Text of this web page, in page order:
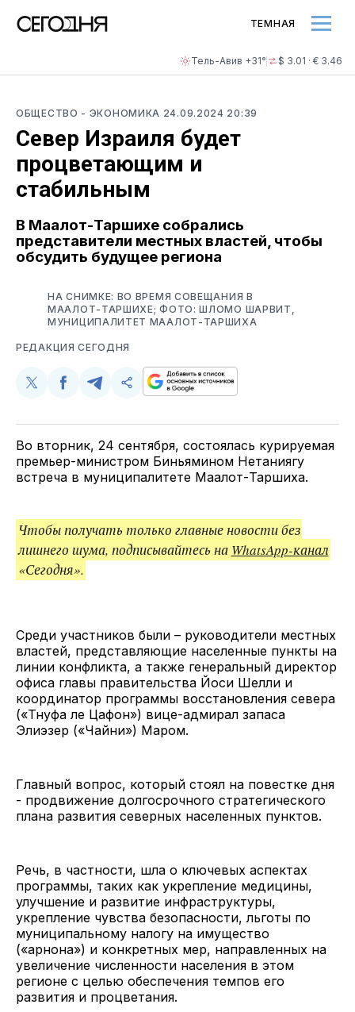
Тель-Авив +31° $ 3.01 · € 3.46
ТЕМНАЯ
ОБЩЕСТВО - ЭКОНОМИКА 24.09.2024 20:39
Север Израиля будет
процветающим и
стабильным
В Маалот-Таршихе собрались
представители местных властей, чтобы
обсудить будущее региона
НА СНИМКЕ: ВО ВРЕМЯ СОВЕЩАНИЯ В
МААЛОТ-ТАРШИХЕ; ФОТО: ШЛОМО ШАРВИТ,
МУНИЦИПАЛИТЕТ МААЛОТ-ТАРШИХА
РЕДАКЦИЯ СЕГОДНЯ
Поделиться
Twitter
Поделиться
Facebook
Поделиться
Telegram
Скопируйте
поделитесь
ссылкой
Во вторник, 24 сентября, состоялась курируемая
премьер-министром Биньямином Нетаниягу
встреча в муниципалитете Маалот-Таршиха.
Чтобы получать только главные новости без
лишнего шума, подписывайтесь на WhatsApp-канал
«Сегодня».
Среди участников были – руководители местных
властей, представляющие населенные пункты на
линии конфликта, а также генеральный директор
офиса главы правительства Йоси Шелли и
координатор программы восстановления севера
(«Тнуфа ле Цафон») вице-адмирал запаса
Элиэзер («Чайни») Маром.
Главный вопрос, который стоял на повестке дня
- продвижение долгосрочного стратегического
плана развития северных населенных пунктов.
Речь, в частности, шла о ключевых аспектах
программы, таких как укрепление медицины,
улучшение и развитие инфраструктуры,
укрепление чувства безопасности, льготы по
муниципальному налогу на имущество
(«арнона») и конкретных мер, направленных на
увеличение численности населения в этом
регионе с целью обеспечения темпов его
развития и процветания.